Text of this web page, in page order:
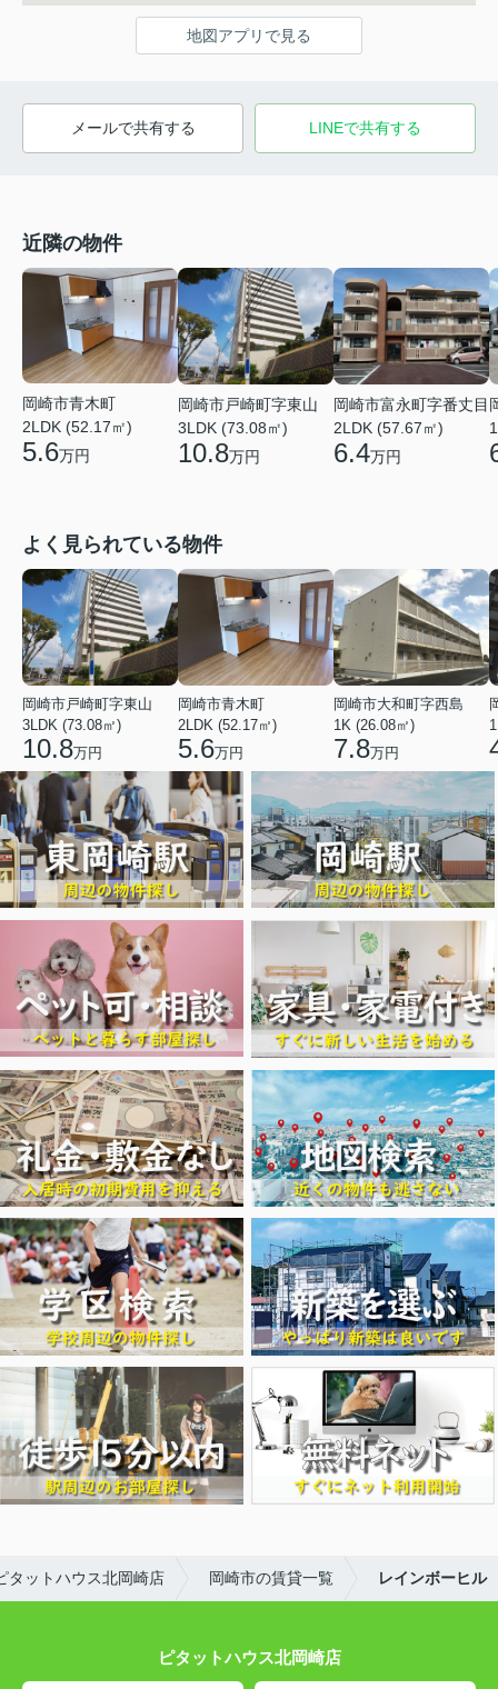
地図アプリで見る
メールで共有する LINEで共有する
近隣の物件
岡崎市青木町
2LDK (52.17㎡)
5.6万円
岡崎市戸崎町字東山
3LDK (73.08㎡)
10.8万円
岡崎市富永町字番丈目
2LDK (57.67㎡)
6.4万円
よく見られている物件
岡崎市戸崎町字東山
3LDK (73.08㎡)
10.8万円
岡崎市青木町
2LDK (52.17㎡)
5.6万円
岡崎市大和町字西島
1K (26.08㎡)
7.8万円
タットハウス北岡崎店 岡崎市の賃貸一覧 レインボーヒル
ピタットハウス北岡崎店